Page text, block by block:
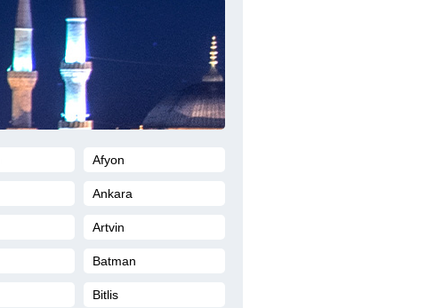
Afyon
Ankara
Artvin
Batman
Bitlis